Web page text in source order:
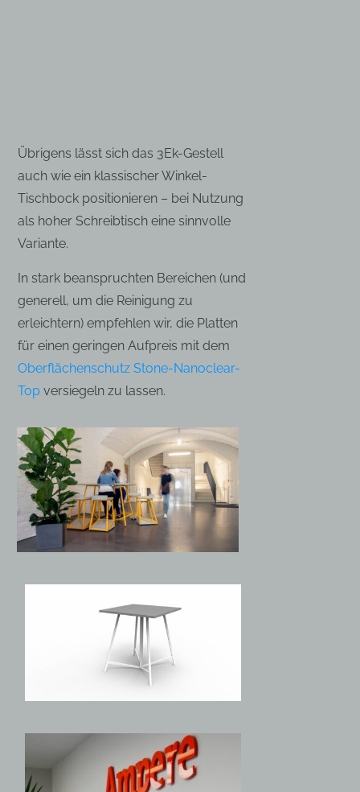
Übrigens lässt sich das 3Ek-Gestell
auch wie ein klassischer Winkel-
Tischbock positionieren – bei Nutzung
als hoher Schreibtisch eine sinnvolle
Variante.
In stark beanspruchten Bereichen (und
generell, um die Reinigung zu
erleichtern) empfehlen wir, die Platten
für einen geringen Aufpreis mit dem
Oberflächenschutz Stone-Nanoclear-
Top versiegeln zu lassen.